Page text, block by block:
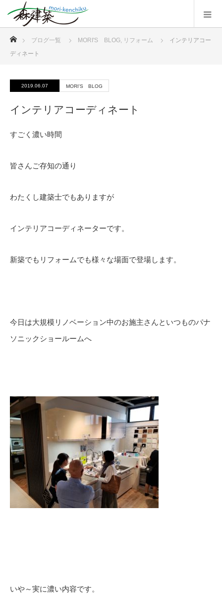
ブログ一覧 MORI'S BLOG, リフォーム
インテリアコー
ディネート
2019.06.07 MORI'S BLOG
インテリアコーディネート
すごく濃い時間
皆さんご存知の通り
わたくし建築士でもありますが
インテリアコーディネーターです。
新築でもリフォームでも様々な場面で登場します。
今日は大規模リノベーション中のお施主さんといつものパナ
ソニックショールームへ
いや～実に濃い内容です。